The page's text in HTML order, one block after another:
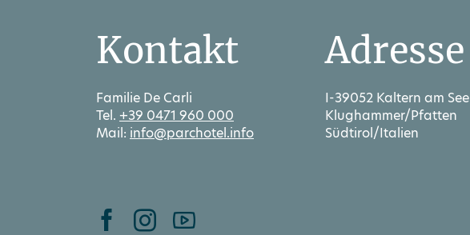
Kontakt
Familie De Carli
Tel. +39 0471 960 000
Mail: info@parchotel.info
Adresse
I-39052 Kaltern am See
Klughammer/Pfatten
Südtirol/Italien